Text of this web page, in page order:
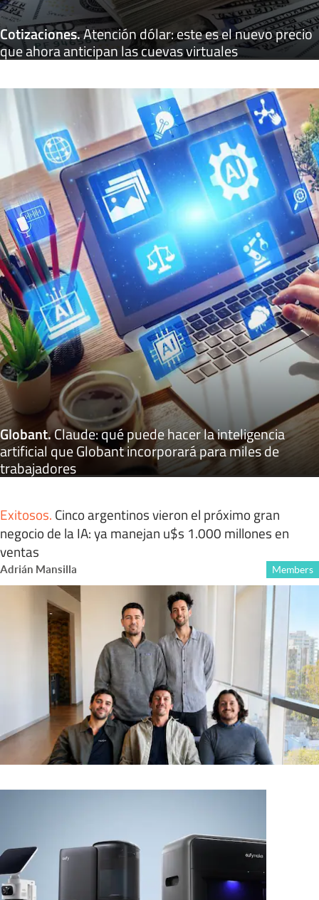
Cotizaciones.Atención dólar: este es el nuevo precio
que ahora anticipan las cuevas virtuales
Globant.Claude: qué puede hacer la inteligencia
artificial que Globant incorporará para miles de
trabajadores
Exitosos. Cinco argentinos vieron el próximo gran
negocio de la IA: ya manejan u$s 1.000 millones en
ventas
Adrián Mansilla Members